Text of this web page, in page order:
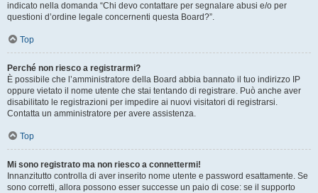
indicato nella domanda “Chi devo contattare per segnalare abusi e/o per
questioni d’ordine legale concernenti questa Board?”.
Top
Perché non riesco a registrarmi?
È possibile che l’amministratore della Board abbia bannato il tuo indirizzo IP
oppure vietato il nome utente che stai tentando di registrare. Può anche aver
disabilitato le registrazioni per impedire ai nuovi visitatori di registrarsi.
Contatta un amministratore per avere assistenza.
Top
Mi sono registrato ma non riesco a connettermi!
Innanzitutto controlla di aver inserito nome utente e password esattamente. Se
sono corretti, allora possono esser successe un paio di cose: se il supporto